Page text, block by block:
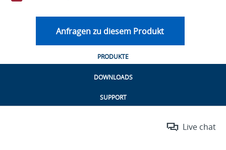
Anfragen zu diesem Produkt
PRODUKTE
DOWNLOADS
SUPPORT
Live chat